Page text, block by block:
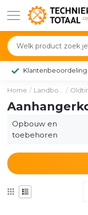
Klantenbeoordeling
Home / /
Opbouw en
toebehoren